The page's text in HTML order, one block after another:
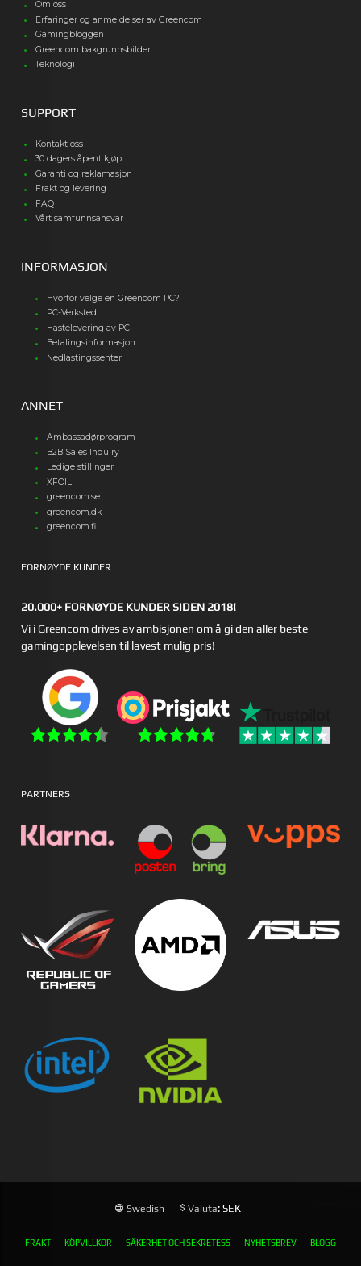
Om oss
Erfaringer og anmeldelser av Greencom
Gamingbloggen
Greencom bakgrunnsbilder
Teknologi
SUPPORT
Kontakt oss
30 dagers åpent kjøp
Garanti og reklamasjon
Frakt og levering
FAQ
Vårt samfunnsansvar
INFORMASJON
Hvorfor velge en Greencom PC?
PC-Verksted
Hastelevering av PC
Betalingsinformasjon
Nedlastingssenter
ANNET
Ambassadørprogram
B2B Sales Inquiry
Ledige stillinger
XFOIL
greencom.se
greencom.dk
greencom.fi
FORNØYDE KUNDER
20.000+ FORNØYDE KUNDER SIDEN 2018!
Vi i Greencom drives av ambisjonen om å gi den aller beste
gamingopplevelsen til lavest mulig pris!
PARTNERS
Swedish Valuta: SEK
FRAKT KÖPVILLKOR SÄKERHET OCH SEKRETESS NYHETSBREV BLOGG